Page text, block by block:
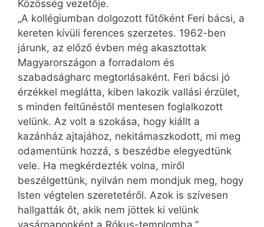
Közösség vezetője.
„A kollégiumban dolgozott fűtőként Feri bácsi, a
kereten kívüli ferences szerzetes. 1962-ben
járunk, az előző évben még akasztottak
Magyarországon a forradalom és
szabadságharc megtorlásaként. Feri bácsi jó
érzékkel meglátta, kiben lakozik vallási érzület,
s minden feltűnéstől mentesen foglalkozott
velünk. Az volt a szokása, hogy kiállt a
kazánház ajtajához, nekitámaszkodott, mi meg
odamentünk hozzá, s beszédbe elegyedtünk
vele. Ha megkérdezték volna, miről
beszélgettünk, nyilván nem mondjuk meg, hogy
Isten végtelen szeretetéről. Azok is szívesen
hallgatták őt, akik nem jöttek ki velünk